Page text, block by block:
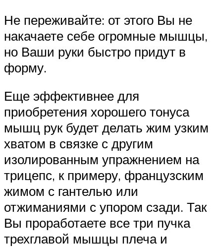
Не переживайте: от этого Вы не
накачаете себе огромные мышцы,
но Ваши руки быстро придут в
форму.
Еще эффективнее для
приобретения хорошего тонуса
мышц рук будет делать жим узким
хватом в связке с другим
изолированным упражнением на
трицепс, к примеру, французским
жимом с гантелью или
отжиманиями с упором сзади. Так
Вы проработаете все три пучка
трехглавой мышцы плеча и